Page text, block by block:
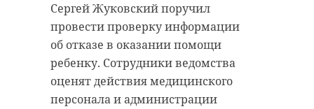
Сергей Жуковский поручил
провести проверку информации
об отказе в оказании помощи
ребенку. Сотрудники ведомства
оценят действия медицинского
персонала и администрации